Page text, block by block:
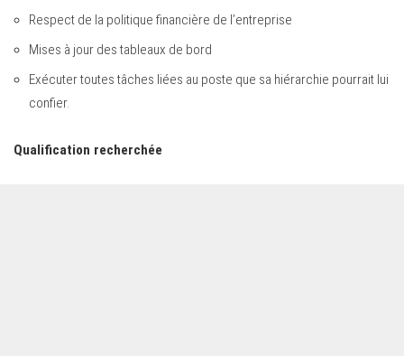
Respect de la politique financière de l’entreprise
Mises à jour des tableaux de bord
Exécuter toutes tâches liées au poste que sa hiérarchie pourrait lui
confier.
Qualification recherchée